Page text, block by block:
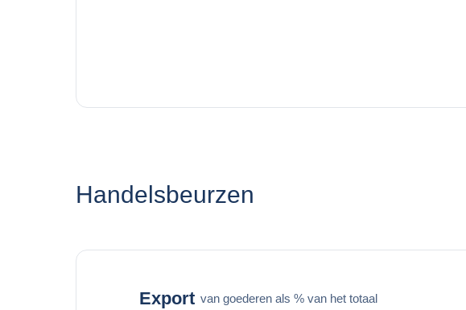
Handelsbeurzen
Export van goederen als % van het totaal